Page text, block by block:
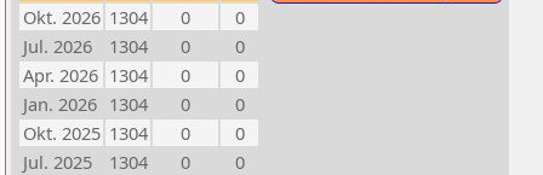
Okt. 2026 1304 0
0
Jul. 2026
1304 0
0
Apr. 2026 1304 0
0
Jan. 2026 1304 0
0
Okt. 2025 1304 0
0
Jul. 2025
1304 0
0